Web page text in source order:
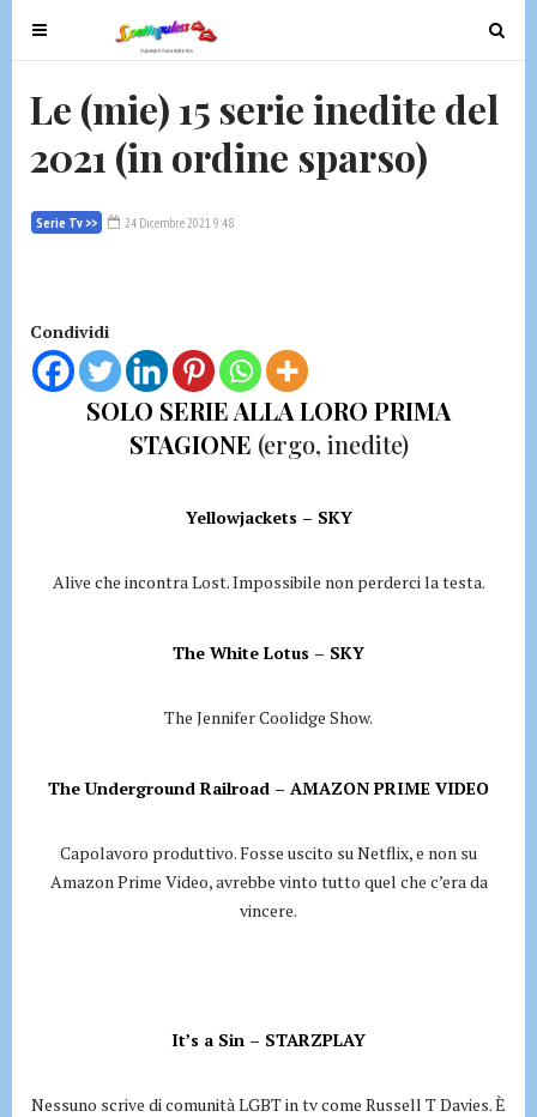
T
o
e
a
a
t
T
o
Le (mie) 15 serie inedite del
2021 (in ordine sparso)
Serie Tv >> 24 Dicembre 2021 9:48
Condividi
SOLO SERIE ALLA LORO PRIMA
STAGIONE (ergo, inedite)
Yellowjackets – SKY
Alive che incontra Lost. Impossibile non perderci la testa.
The White Lotus – SKY
The Jennifer Coolidge Show.
The Underground Railroad – AMAZON PRIME VIDEO
Capolavoro produttivo. Fosse uscito su Netflix, e non su
Amazon Prime Video, avrebbe vinto tutto quel che c’era da
vincere.
It’s a Sin – STARZPLAY
Nessuno scrive di comunità LGBT in tv come Russell T Davies. È